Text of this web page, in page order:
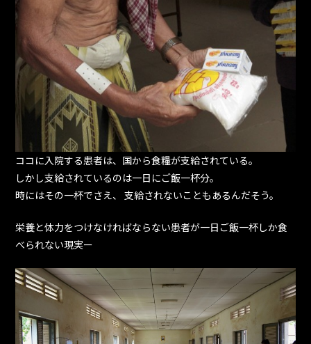
ココに入院する患者は、国から食糧が支給されている。
しかし支給されているのは一日にご飯一杯分。
時にはその一杯でさえ、 支給されないこともあるんだそう。
栄養と体力をつけなければならない患者が一日ご飯一杯しか食
べられない現実ー